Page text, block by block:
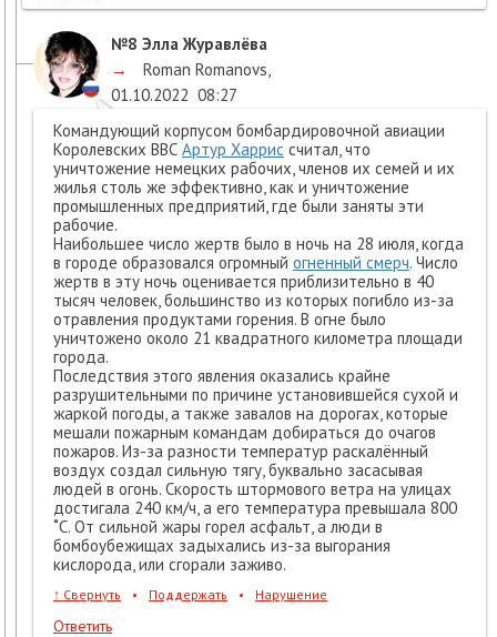
№8 Элла Журавлёва
→
Roman Romanovs
01.10.2022 08:27
Командующий корпусом бомбардировочной авиации
Королевских ВВС Артур Харрис считал, что
уничтожение немецких рабочих, членов их семей и их
жилья столь же эффективно, как и уничтожение
промышленных предприятий, где были заняты эти
рабочие.
Наибольшее число жертв было в ночь на 28 июля, когда
в городе образовался огромный огненный смерч. Число
жертв в эту ночь оценивается приблизительно в 40
тысяч человек, большинство из которых погибло из-за
отравления продуктами горения. В огне было
уничтожено около 21 квадратного километра площади
города.
Последствия этого явления оказались крайне
разрушительными по причине установившейся сухой и
жаркой погоды, а также завалов на дорогах, которые
мешали пожарным командам добираться до очагов
пожаров. Из-за разности температур раскалённый
воздух создал сильную тягу, буквально засасывая
людей в огонь. Скорость штормового ветра на улицах
достигала 240 км/ч, а его температура превышала 800
˚С. От сильной жары горел асфальт, а люди в
бомбоубежищах задыхались из-за выгорания
кислорода, или сгорали заживо.
↑ Свернуть • Поддержать • Нарушение
Ответить